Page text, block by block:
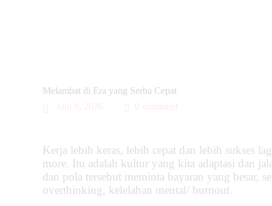
Melambat di Era yang Serba Cepat
Kerja lebih keras, lebih cepat dan lebih sukses
more. Itu adalah kultur yang kita adaptasi dan
dan pola tersebut meminta bayaran yang besar,
overthinking, kelelahan mental/ burnout.